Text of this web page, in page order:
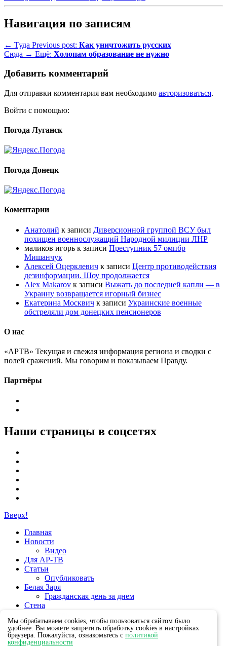
Навигация по записям
← Туда Previous post: Как уничтожить русских
Сюда → Ещё: Холопам образование не нужно
Добавить комментарий
Для отправки комментария вам необходимо авторизоваться.
Войти с помощью:
Погода Луганск
Погода Донецк
Коментарии
Анатолий к записи Диверсионной группой ВСУ был
похищен военнослужащий Народной милиции ЛНР
маликов игорь к записи Преступник 57 омпбр
Мишанчук
Алексей Оцерклевич к записи Центр противодействия
дезинформации. Шоу продолжается
Alex Makarov к записи Выжать до последней капли — в
Украину возвращается игорный бизнес
Екатерина Москвич к записи Украинские военные
обстреляли дом донецких пенсионеров
О нас
«АРТВ» Текущая и свежая информация региона и сводки с
полей сражений. Мы говорим и показываем Правду.
Партнёры
Наши страницы в соцсетях
Вверх!
Главная
Новости
Видео
Для АР-ТВ
Статьи
Опубликовать
Белая Заря
Гражданская день за днем
Стена
Мы обрабатываем cookies, чтобы пользоваться сайтом было
удобнее. Вы можете запретить обработку cookies в настройках
браузера. Пожалуйста, ознакомьтесь с политикой
конфиденциальности